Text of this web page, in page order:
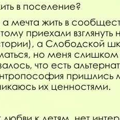
в поселение?
жить в
приехали взглянуть
а Слободской
но меня
что есть
пришлись
их ценностями.